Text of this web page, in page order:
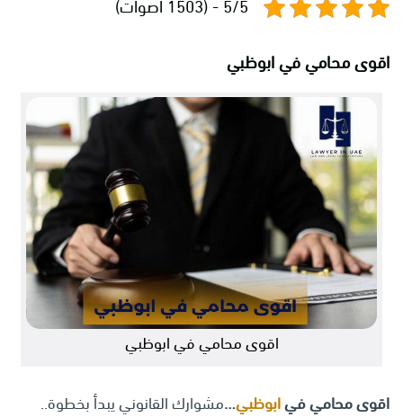
5/5 - (1503 أصوات)
اقوى محامي في ابوظبي
اقوى محامي في ابوظبي
اقوى محامي فيابوظبي…مشوارك القانوني يبدأ بخطوة..